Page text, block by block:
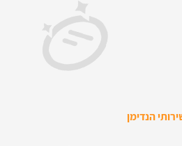
הנדימן